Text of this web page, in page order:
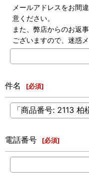
メールアドレスをお間
意ください。
また、弊店からのお返
ございますので、迷惑
件名 [必須]
電話番号 [必須]